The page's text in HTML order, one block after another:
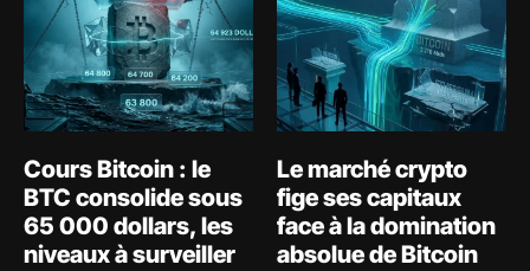
Cours Bitcoin : le
BTC consolide sous
65 000 dollars, les
niveaux à surveiller
Le marché crypto
fige ses capitaux
face à la domination
absolue de Bitcoin